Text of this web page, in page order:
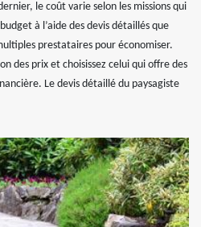
le coût varie selon les missions qui
à l’aide des devis détaillés que
prestataires pour économiser.
des prix et choisissez celui qui offre des
Le devis détaillé du paysagiste